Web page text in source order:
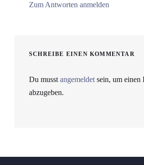
Zum Antworten anmelden
SCHREIBE EINEN KOMMENTAR
Du musst angemeldet sein, um einen
abzugeben.